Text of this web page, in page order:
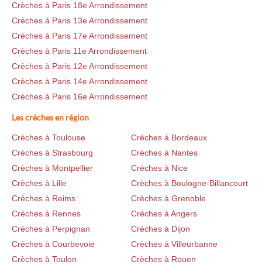
Crèches à Paris 18e Arrondissement
Crèches à Paris 13e Arrondissement
Crèches à Paris 17e Arrondissement
Crèches à Paris 11e Arrondissement
Crèches à Paris 12e Arrondissement
Crèches à Paris 14e Arrondissement
Crèches à Paris 16e Arrondissement
Les crèches en région
Crèches à Toulouse
Crèches à Bordeaux
Crèches à Strasbourg
Crèches à Nantes
Crèches à Montpellier
Crèches à Nice
Crèches à Lille
Crèches à Boulogne-Billancourt
Crèches à Reims
Crèches à Grenoble
Crèches à Rennes
Crèches à Angers
Crèches à Perpignan
Crèches à Dijon
Crèches à Courbevoie
Crèches à Villeurbanne
Crèches à Toulon
Crèches à Rouen